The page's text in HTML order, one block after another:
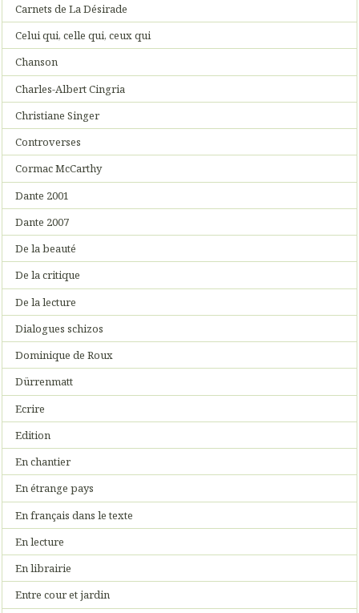
Carnets de La Désirade
Celui qui, celle qui, ceux qui
Chanson
Charles-Albert Cingria
Christiane Singer
Controverses
Cormac McCarthy
Dante 2001
Dante 2007
De la beauté
De la critique
De la lecture
Dialogues schizos
Dominique de Roux
Dürrenmatt
Ecrire
Edition
En chantier
En étrange pays
En français dans le texte
En lecture
En librairie
Entre cour et jardin